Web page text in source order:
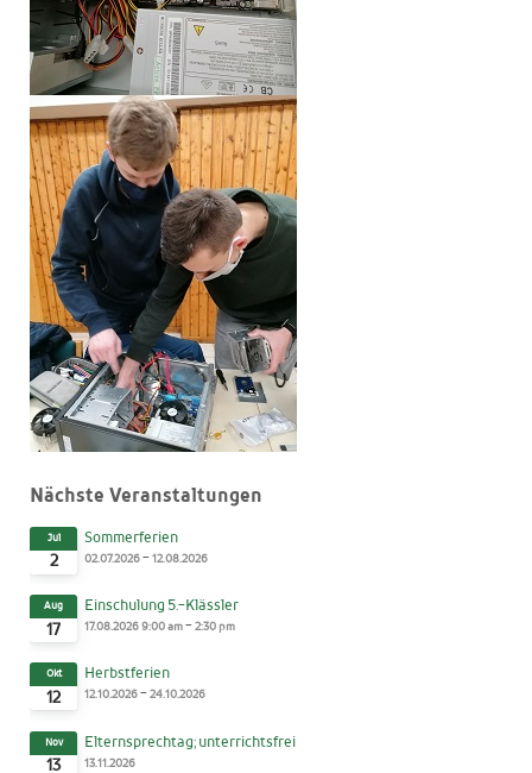
Nächste Veranstaltungen
2
Jul Sommerferien
02.07.2026-12.08.2026
17
Aug Einschulung 5.-Klässler
17.08.20269:00 am-2:30 pm
12
Okt Herbstferien
12.10.2026-24.10.2026
13
Nov Elternsprechtag; unterrichtsfrei
13.11.2026